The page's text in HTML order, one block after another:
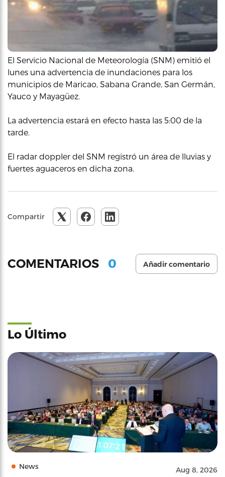
El Servicio Nacional de Meteorología (SNM) emitió el
lunes una advertencia de inundaciones para los
municipios de Maricao, Sabana Grande, San Germán,
Yauco y Mayagüez.
La advertencia estará en efecto hasta las 5:00 de la
tarde.
El radar doppler del SNM registró un área de lluvias y
fuertes aguaceros en dicha zona.
Compartir
COMENTARIOS 0 Añadir comentario
Lo Último
News Aug 8, 2026